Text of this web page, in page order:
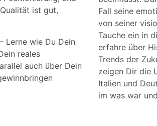
ist gut,
Lerne wie Du Dein
reales
auch über Dein
Fall seine
von seiner
Tauche ein in
erfahre über
Trends der
zeigen Dir die
Italien und
im was war